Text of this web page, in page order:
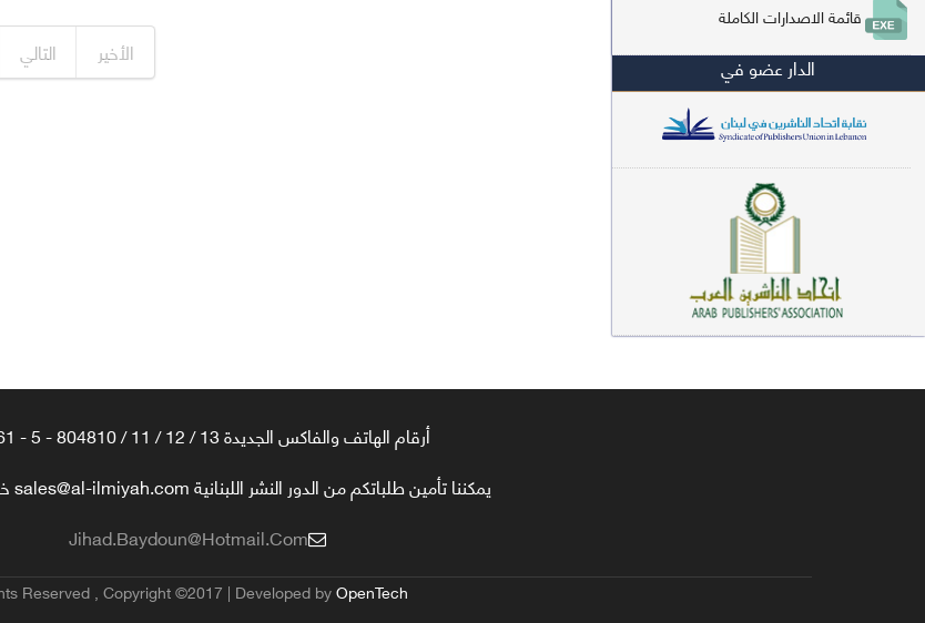
علم كلام (96)
أخلاق وتصوف (91)
سير وتراجم (90)
معاجم لغوية (89)
سيرة نبوية وتصوف (81)
دراسات إسلامية (75)
شعر (72)
علوم قرآن (66)
فقه عام وأحكام فقهية (62)
قائمة الاصدارات الكاملة
الدار عضو في التالي الأخير
أرقام الهاتف والفاكس الجديدة 13 / 12 / 11 / 804810 - 5 - 00961
يمكننا تأمين طلباتكم من الدور النشر اللبنانية sales@al-ilmiyah.com خدمتكم تسعدنا
Jihad.baydoun@hotmail.com
Reserved , Copyright ©2017 | Developed byOpenTech